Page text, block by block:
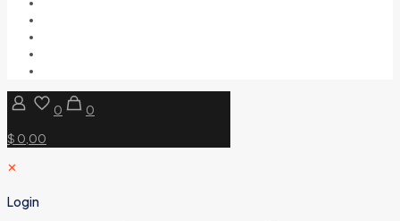
0
0
$ 0,00
✕
Login